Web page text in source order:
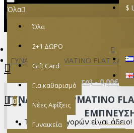
$
0 προϊόν(τα) - 0,00€
0
Το καλάθι αγορών είναι άδειο!
Όλα
Όλα
2+1 ΔΩΡΟ
Gift Card
Για καθαρισμό
Νέες Αφίξεις
Γυναικεία
ΓΥΝΑΙΚΕΙΟ ΔΕΡΜΑΤΙΝΟ FLAT
ΓΥΝΑΙΚΕΙΟ ΔΕΡΜΑΤΙΝΟ